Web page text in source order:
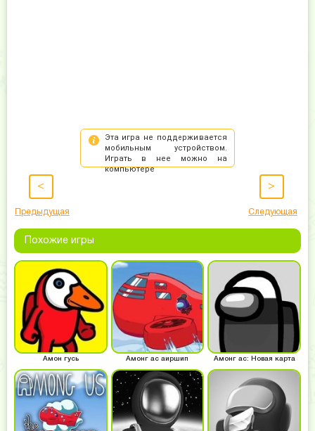
<
Предыдущая
>
Следующая
Похожие игры
Амон гусь Амонг ас аиршип Амонг ас: Новая карта